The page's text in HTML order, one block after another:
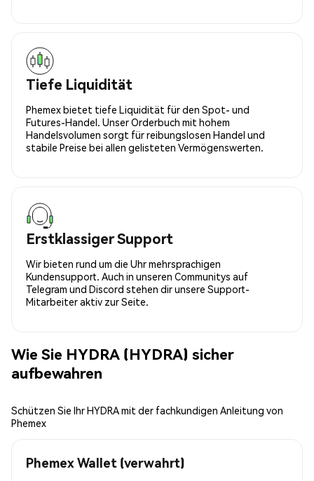
Tiefe Liquidität
Phemex bietet tiefe Liquidität für den Spot- und
Futures-Handel. Unser Orderbuch mit hohem
Handelsvolumen sorgt für reibungslosen Handel und
stabile Preise bei allen gelisteten Vermögenswerten.
Erstklassiger Support
Wir bieten rund um die Uhr mehrsprachigen
Kundensupport. Auch in unseren Communitys auf
Telegram und Discord stehen dir unsere Support-
Mitarbeiter aktiv zur Seite.
Wie Sie HYDRA (HYDRA) sicher
aufbewahren
Schützen Sie Ihr HYDRA mit der fachkundigen Anleitung von
Phemex
Phemex Wallet (verwahrt)